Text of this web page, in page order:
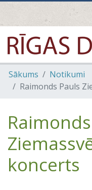
Sākums
Notikumi
Raimonds Pauls
koncerts